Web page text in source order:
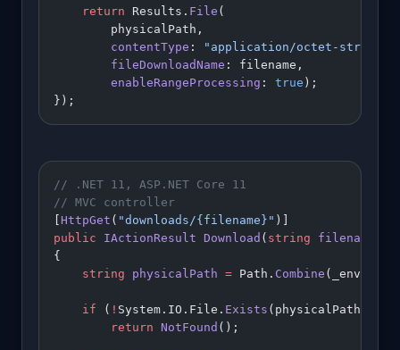
    return
Results. File (
        physicalPath,
        contentType
: "application/octet-stream"
        fileDownloadName
: filename,
        enableRangeProcessing
: true );
});
// .NET 11, ASP.NET Core 11
// MVC controller
[HttpGet ( "downloads/{filename}" )]
public IActionResult Download ( string filename
{
    string
physicalPath = Path. Combine
    if
( ! System.IO.File. Exists (physicalPath))
        return
NotFound ();